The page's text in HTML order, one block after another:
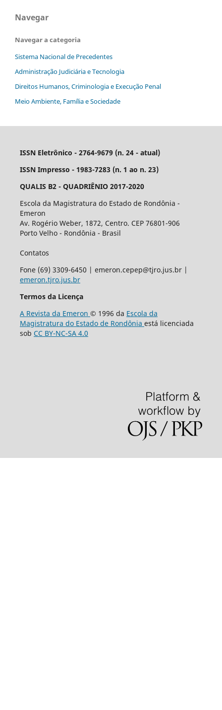
Navegar
Navegar a categoria
Sistema Nacional de Precedentes
Administração Judiciária e Tecnologia
Direitos Humanos, Criminologia e Execução Penal
Meio Ambiente, Família e Sociedade
ISSN Eletrônico - 2764-9679 (n. 24 - atual)
ISSN Impresso - 1983-7283 (n. 1 ao n. 23)
QUALIS B2 - QUADRIÊNIO 2017-2020
Escola da Magistratura do Estado de Rondônia -
Emeron
Av. Rogério Weber, 1872, Centro. CEP 76801-906
Porto Velho - Rondônia - Brasil
Contatos
Fone (69) 3309-6450 | emeron.cepep@tjro.jus.br |
emeron.tjro.jus.br
Termos da Licença
A Revista da Emeron © 1996 da Escola da
Magistratura do Estado de Rondônia está licenciada
sob CC BY-NC-SA 4.0